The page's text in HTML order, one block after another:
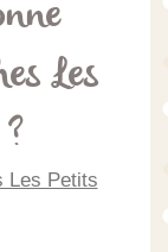
Les
Les Petits